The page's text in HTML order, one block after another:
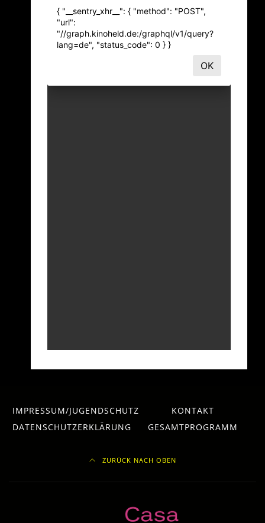
IMPRESSUM/JUGENDSCHUTZ
KONTAKT
DATENSCHUTZERKLÄRUNG
GESAMTPROGRAMM
ZURÜCK NACH OBEN